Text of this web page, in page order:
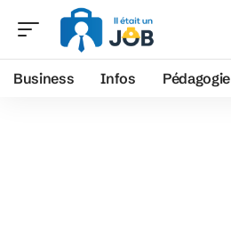
Business Infos Pédagogie